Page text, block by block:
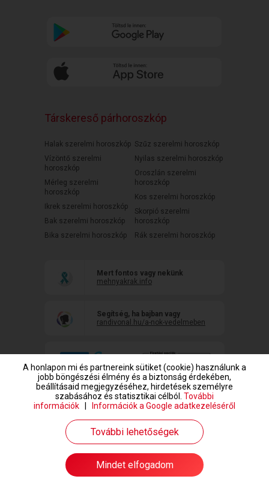
Társkereső párhoroszkóp
Halak szerelmi horoszkóp
Vízöntő szerelmi
horoszkóp
Mérleg szerelmi
horoszkóp
Ikrek szerelmi horoszkóp
Bak szerelmi horoszkóp
Bika szerelmi horoszkóp
Szűz szerelmi horoszkóp
Nyilas szerelmi horoszkóp
Oroszlán szerelmi
horoszkóp
Kos szerelmi horoszkóp
Skorpió szerelmi
horoszkóp
Rák szerelmi horoszkóp
Mert fontos vagy nekünk
mehnyakrak.info
Segítség, ha bajban vagy
randivonal.hu/a-nok-vedelmeben
www.randivonal.hu © Copyright 1999-2026 Dating Central Europe Zrt.
A honlapon mi és partnereink sütiket (cookie) használunk a
jobb böngészési élmény és a biztonság érdekében,
beállításaid megjegyzéséhez, hirdetések személyre
szabásához és statisztikai célból. További
információk
Információk a Google adatkezeléséről
További lehetőségek
Mindet elfogadom